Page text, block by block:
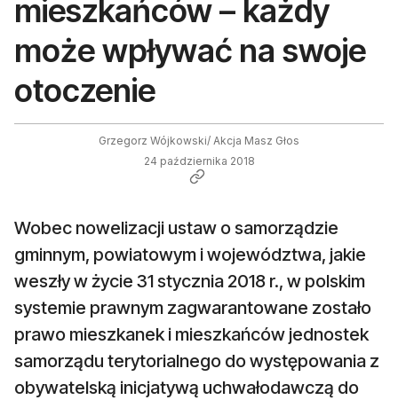
mieszkańców – każdy
może wpływać na swoje
otoczenie
Grzegorz Wójkowski/ Akcja Masz Głos
24 października 2018
Wobec nowelizacji ustaw o samorządzie
gminnym, powiatowym i województwa, jakie
weszły w życie 31 stycznia 2018 r., w polskim
systemie prawnym zagwarantowane zostało
prawo mieszkanek i mieszkańców jednostek
samorządu terytorialnego do występowania z
obywatelską inicjatywą uchwałodawczą do